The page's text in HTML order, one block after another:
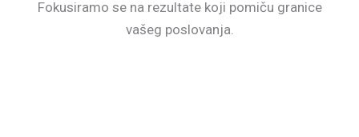
Fokusiramo se na rezultate koji pomiču granice
vašeg poslovanja.